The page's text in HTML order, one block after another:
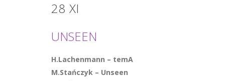
28 XI
UNSEEN
H.Lachenmann – temA
M.Stańczyk – Unseen